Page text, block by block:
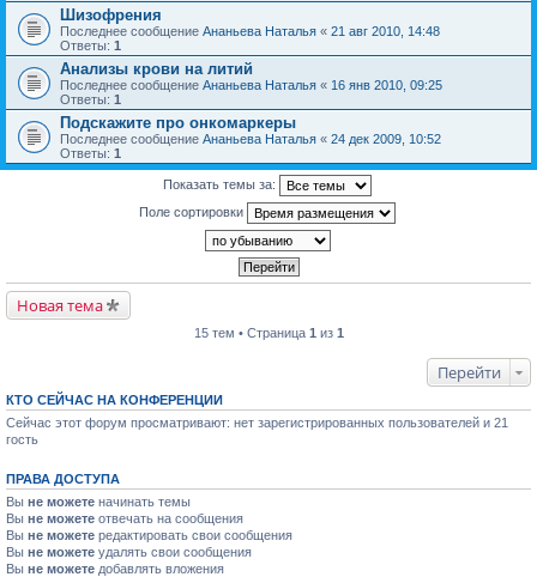
Шизофрения
Последнее сообщение Ананьева Наталья « 21 авг 2010, 14:48
Ответы: 1
Анализы крови на литий
Последнее сообщение Ананьева Наталья « 16 янв 2010, 09:25
Ответы: 1
Подскажите про онкомаркеры
Последнее сообщение Ананьева Наталья « 24 дек 2009, 10:52
Ответы: 1
Показать темы за:
Поле сортировки
Новая тема
15 тем • Страница 1 из 1
Перейти
КТО СЕЙЧАС НА КОНФЕРЕНЦИИ
Сейчас этот форум просматривают: нет зарегистрированных пользователей и 21
гость
ПРАВА ДОСТУПА
Вы не можете начинать темы
Вы не можете отвечать на сообщения
Вы не можете редактировать свои сообщения
Вы не можете удалять свои сообщения
Вы не можете добавлять вложения